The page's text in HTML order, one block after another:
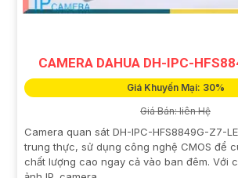
CAMERA DAHUA DH-IPC-
Giá Khuyến Mại: 30%
Giá Bán: liên Hệ
Camera quan sát DH-IPC-HFS8849G-Z7-
trung thực, sử dụng công nghệ CMOS để
chất lượng cao ngay cả vào ban đêm. Với